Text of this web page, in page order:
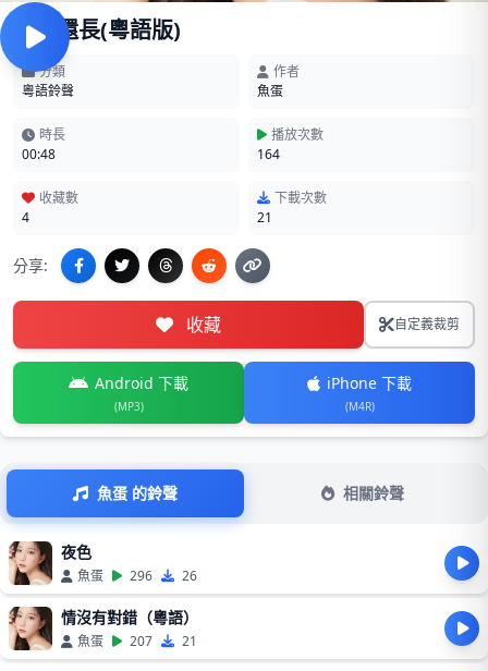
故事還長(粵語版)
分類
粵語鈴聲
作者
魚蛋
時長
00:48
播放次數
164
收藏數
4
下載次數
21
分享:
收藏 自定義裁剪
Android 下載
(MP3)
iPhone 下載
(M4R)
魚蛋 的鈴聲 相關鈴聲
夜色
魚蛋 296 26
情沒有對錯（粵語）
魚蛋 207 21